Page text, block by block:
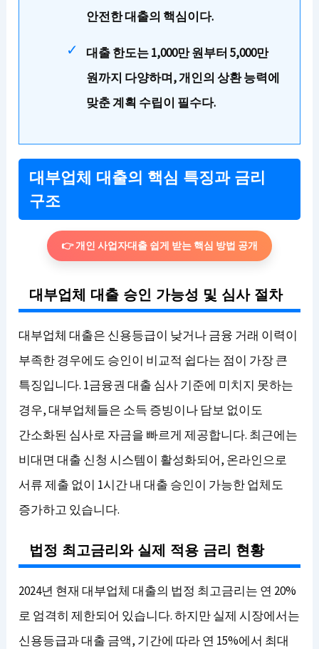
안전한 대출의 핵심이다.
대출 한도는 1,000만 원부터 5,000만
원까지 다양하며, 개인의 상환 능력에
맞춘 계획 수립이 필수다.
대부업체 대출의 핵심 특징과 금리
구조
👉 개인 사업자대출 쉽게 받는 핵심 방법 공개
대부업체 대출 승인 가능성 및 심사 절차
대부업체 대출은 신용등급이 낮거나 금융 거래 이력이
부족한 경우에도 승인이 비교적 쉽다는 점이 가장 큰
특징입니다. 1금융권 대출 심사 기준에 미치지 못하는
경우, 대부업체들은 소득 증빙이나 담보 없이도
간소화된 심사로 자금을 빠르게 제공합니다. 최근에는
비대면 대출 신청 시스템이 활성화되어, 온라인으로
서류 제출 없이 1시간 내 대출 승인이 가능한 업체도
증가하고 있습니다.
법정 최고금리와 실제 적용 금리 현황
2024년 현재 대부업체 대출의 법정 최고금리는 연 20%
로 엄격히 제한되어 있습니다. 하지만 실제 시장에서는
신용등급과 대출 금액, 기간에 따라 연 15%에서 최대